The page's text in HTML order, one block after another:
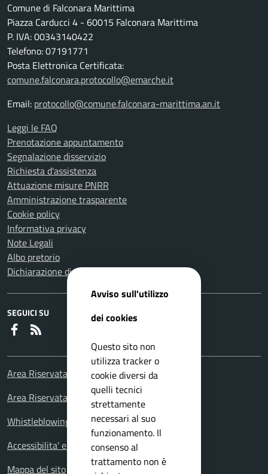
Comune di Falconara Marittima
Piazza Carducci 4 - 60015 Falconara Marittima
P. IVA: 00343140422
Telefono: 07191771
Posta Elettronica Certificata:
comune.falconara.protocollo@emarche.it
Email: protocollo@comune.falconara-marittima.an.it
Leggi le FAQ
Prenotazione appuntamento
Segnalazione disservizio
Richiesta d'assistenza
Attuazione misure PNRR
Amministrazione trasparente
Cookie policy
Informativa privacy
Note Legali
Albo pretorio
Dichiarazione di accessibilità
SEGUICI SU
Faceboook
Area Riservata Consiglieri Comunali
Area Riservata Polizia Locale
Whistleblowing – Segnalazioni illeciti
Accessibilita' e meccanismo di feedback
Mappa del sito
Avviso sull'utilizzo
dei cookies
Questo sito non
utilizza tracker o
cookie diversi da
quelli tecnici
strettamente
necessari al suo
funzionamento. Il
consenso al
trattamento non è